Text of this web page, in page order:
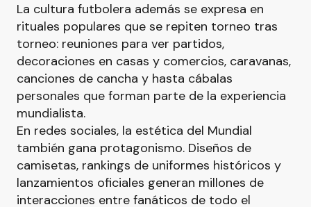
La cultura futbolera además se expresa en
rituales populares que se repiten torneo tras
torneo: reuniones para ver partidos,
decoraciones en casas y comercios, caravanas,
canciones de cancha y hasta cábalas
personales que forman parte de la experiencia
mundialista.
En redes sociales, la estética del Mundial
también gana protagonismo. Diseños de
camisetas, rankings de uniformes históricos y
lanzamientos oficiales generan millones de
interacciones entre fanáticos de todo el